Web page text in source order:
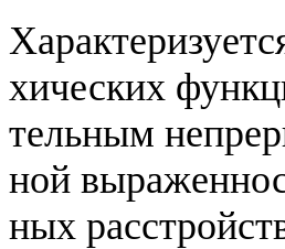
хических
тель­ным
ной
ных